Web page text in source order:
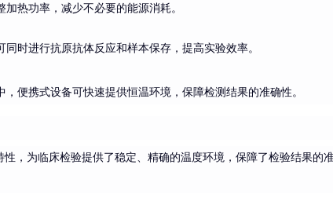
热功率，减少不必要的能源消耗。
时进行抗原抗体反应和样本保存，提高实验效率。
便携式设备可快速提供恒温环境，保障检测结果的准确性。
，为临床检验提供了稳定、精确的温度环境，保障了检验结果